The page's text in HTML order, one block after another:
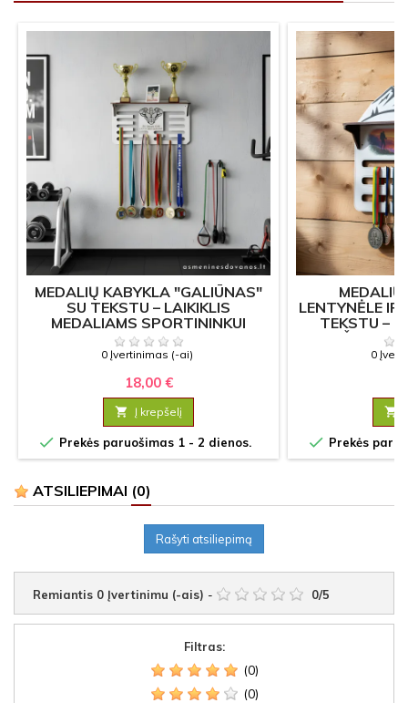
MEDALIŲ KABYKLA "GALIŪNAS"
SU TEKSTU – LAIKIKLIS
MEDALIAMS SPORTININKUI
0 Įvertinimas (-ai)
18,00 €
 Į krepšelį
 Prekės paruošimas 1 - 2 dienos.
LENTYNĖLE IR
TEKSTU –
0

 Prekės
ATSILIEPIMAI (0)
Rašyti atsiliepimą
Remiantis 0 Įvertinimu (-ais) - 0/5
Filtras:
(0)
(0)